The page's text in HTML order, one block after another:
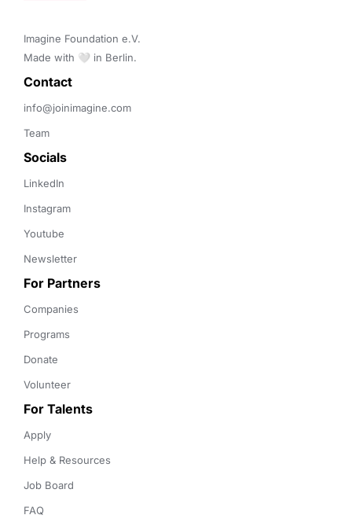
Imagine Foundation e.V.
Made with 🤍 in Berlin.
Contact
info@joinimagine.com
Team
Socials
LinkedIn
Instagram
Youtube
Newsletter
For Partners
Companies
Programs
Donate
Volunteer
For Talents
Apply
Help & Resources
Job Board
FAQ